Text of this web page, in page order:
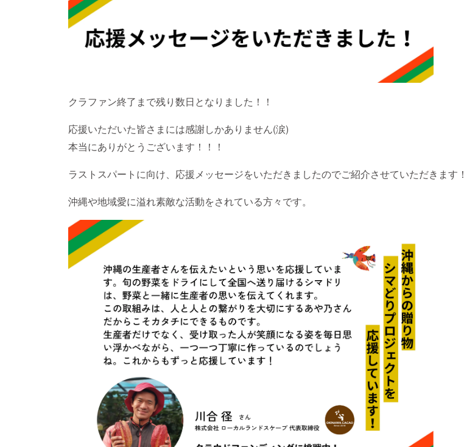
クラファン終了まで残り数日となりました！！
応援いただいた皆さまには感謝しかありません(涙)
本当にありがとうございます！！！
ラストスパートに向け、応援メッセージをいただきましたのでご紹介させていただきます！
沖縄や地域愛に溢れ素敵な活動をされている方々です。